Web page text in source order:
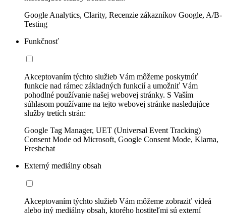
Google Analytics, Clarity, Recenzie zákazníkov Google, A/B-
Testing
Funkčnosť
Akceptovaním týchto služieb Vám môžeme poskytnúť
funkcie nad rámec základných funkcií a umožniť Vám
pohodlné používanie našej webovej stránky. S Vaším
súhlasom používame na tejto webovej stránke nasledujúce
služby tretích strán:
Google Tag Manager, UET (Universal Event Tracking)
Consent Mode od Microsoft, Google Consent Mode, Klarna,
Freshchat
Externý mediálny obsah
Akceptovaním týchto služieb Vám môžeme zobraziť videá
alebo iný mediálny obsah, ktorého hostiteľmi sú externí